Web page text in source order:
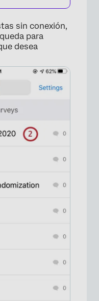
×
sin conexión,
para
desea